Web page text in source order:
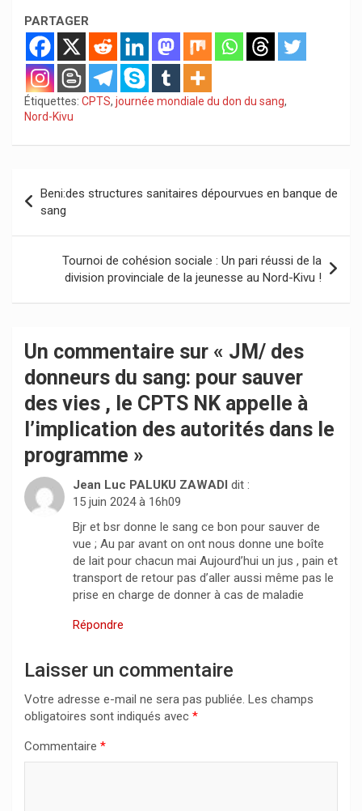
PARTAGER
Étiquettes: CPTS, journée mondiale du don du sang,
Nord-Kivu
de
l’article
Beni:des structures sanitaires dépourvues en banque de
sang
Tournoi de cohésion sociale : Un pari réussi de la
division provinciale de la jeunesse au Nord-Kivu !
Un commentaire sur « JM/ des
donneurs du sang: pour sauver
des vies , le CPTS NK appelle à
l’implication des autorités dans le
programme »
Jean Luc PALUKU ZAWADI dit :
15 juin 2024 à 16h09
Bjr et bsr donne le sang ce bon pour sauver de
vue ; Au par avant on ont nous donne une boîte
de lait pour chacun mai Aujourd’hui un jus , pain et
transport de retour pas d’aller aussi même pas le
prise en charge de donner à cas de maladie
Répondre
Laisser un commentaire
Votre adresse e-mail ne sera pas publiée. Les champs
obligatoires sont indiqués avec *
Commentaire *